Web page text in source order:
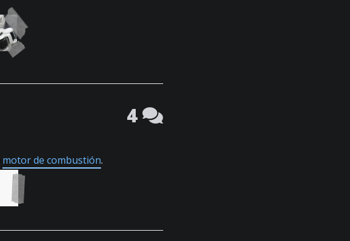
4
motor de combustión.